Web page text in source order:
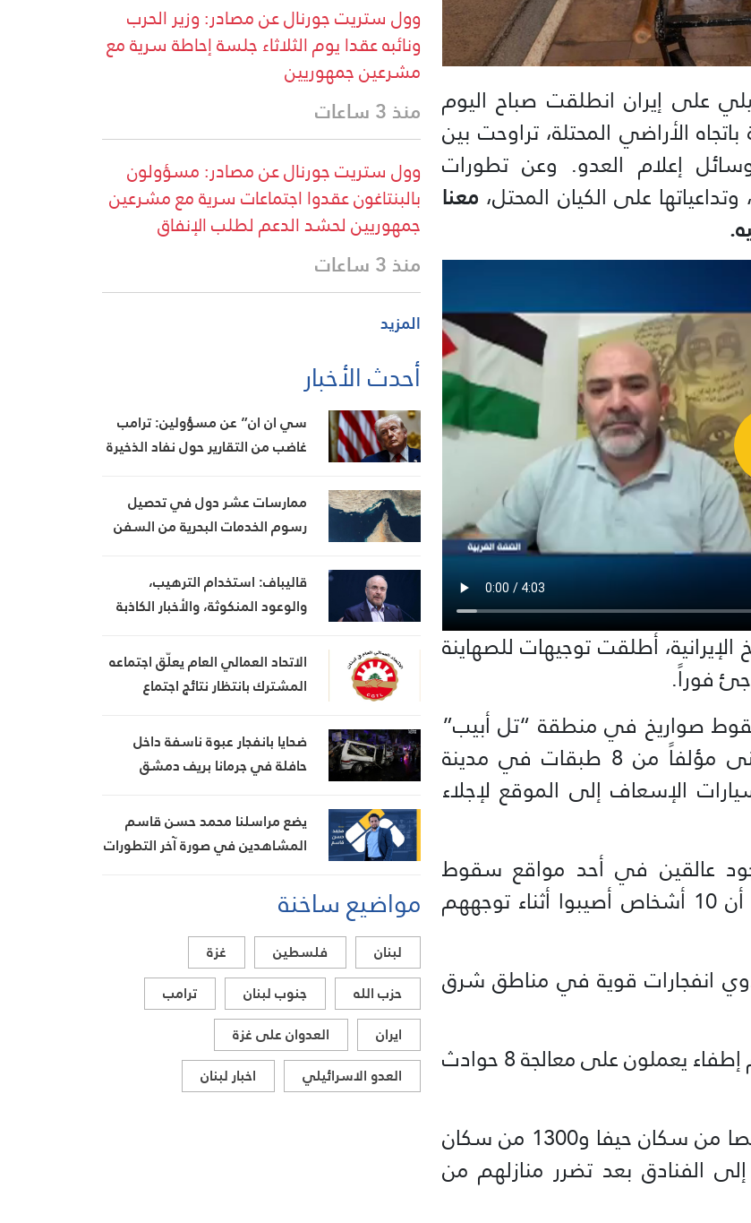
على إيران انطلقت صباح اليوم
باتجاه الأراضي المحتلة، تراوحت بين
وسائل إعلام العدو. وعن تطورات
وتداعياتها على الكيان المحتل، معنا
أطلقت توجيهات للصهاينة
فوراً.
صواريخ في منطقة “تل أبيب”
الكبرى، بعضها أصاب، بشكل مباشر، مبنى مؤلفاً من 8 طبقات في مدينة
الإسعاف إلى الموقع لإجلاء
عالقين في أحد مواقع سقوط
الصواريخ، فيما ذكر الإسعاف الإسرائيلي أن 10 أشخاص أصيبوا أثناء توجههم
انفجارات قوية في مناطق شرق
وقالت القناة الـ12 الإسرائيلية إن 20 طاقم إطفاء يعملون على معالجة 8 حوادث
وأفادت وسائل إعلام العدو بإجلاء 60 شخصا من سكان حيفا و1300 من سكان
تل أبيب إلى الفنادق بعد تضرر منازلهم من
وول ستريت جورنال عن مصادر: وزير الحرب
ونائبه عقدا يوم الثلاثاء جلسة إحاطة سرية مع
مشرعين جمهوريين
منذ 3 ساعات
وول ستريت جورنال عن مصادر: مسؤولون
بالبنتاغون عقدوا اجتماعات سرية مع مشرعين
جمهوريين لحشد الدعم لطلب الإنفاق
منذ 3 ساعات
المزيد
أحدث الأخبار
سي ان ان” عن مسؤولين: ترامب
غاضب من التقارير حول نفاد الذخيرة
المفاوضات
ممارسات عشر دول في تحصيل
رسوم الخدمات البحرية من السفن
قاليباف: استخدام الترهيب،
والوعود المنكوثة، والأخبار الكاذبة
الاتحاد العمالي العام يعلّق اجتماعه
المشترك بانتظار نتائج اجتماع
ضحايا بانفجار عبوة ناسفة داخل
حافلة في جرمانا بريف دمشق
يضع مراسلنا محمد حسن قاسم
المشاهدين في صورة آخر التطورات
المستجدات على الساحتين
السياسية والميدانية، إلى جانب
المواقف الرسمية وأبرز التطورات
ذات الصلة بالشأنين الداخلي
والإقليمي
مواضيع ساخنة
لبنان فلسطين
غزة
حزب الله
جنوب لبنان
ترامب
ايران
العدوان على غزة
العدو الاسرائيلي
اخبار لبنان